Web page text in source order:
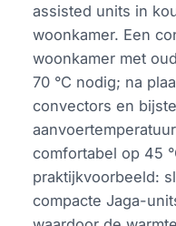
assisted units in
woonkamer. Een
woonkamer met
70 °C nodig; na
convectors en
comfortabel op 45
praktijkvoorbeeld:
compacte Jaga-